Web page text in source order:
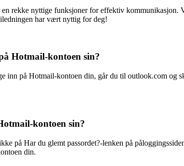
rekke nyttige funksjoner for effektiv kommunikasjon.
har vært nyttig for deg!
Hotmail-kontoen sin?
inn på Hotmail-kontoen din, går du til outlook.com og
kontoen sin?
på Har du glemt passordet?-lenken på
din.